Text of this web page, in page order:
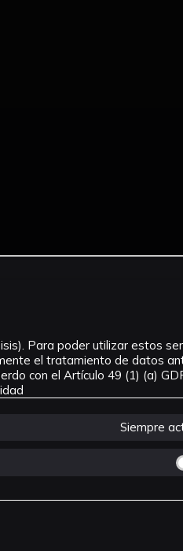
Para poder utilizar estos
el tratamiento de datos
con el Artículo 49 (1) (a)
Siempre